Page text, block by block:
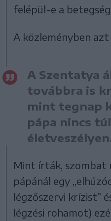
felépül-e a
A közleményben
A Szentatya
továbbra is
mint tegnap
pápa nincs
Mint írták, szombat
pápánál egy
légzőszervi krízist”
légzési rohamot)